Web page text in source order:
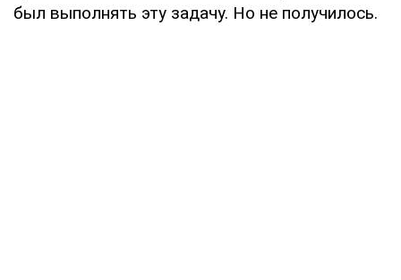
был выполнять эту задачу. Но не получилось.